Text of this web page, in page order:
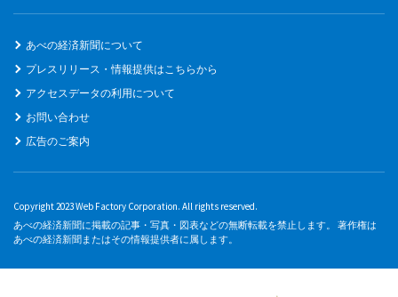
あべの経済新聞について
プレスリリース・情報提供はこちらから
アクセスデータの利用について
お問い合わせ
広告のご案内
Copyright 2023 Web Factory Corporation. All rights reserved.
あべの経済新聞に掲載の記事・写真・図表などの無断転載を禁止します。 著作権は
あべの経済新聞またはその情報提供者に属します。